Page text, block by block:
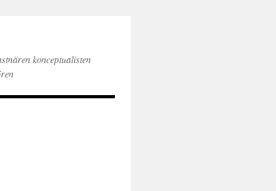
konceptualisten